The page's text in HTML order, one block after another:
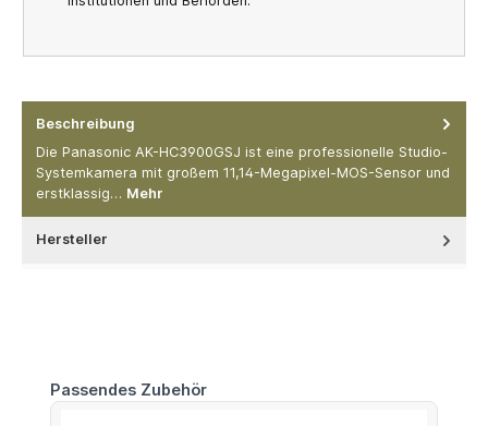
Beschreibung
Die Panasonic AK-HC3900GSJ ist eine professionelle Studio-
Systemkamera mit großem 11,14-Megapixel-MOS-Sensor und
erstklassig… Mehr
Hersteller
Produktgalerie überspringen
Passendes Zubehör